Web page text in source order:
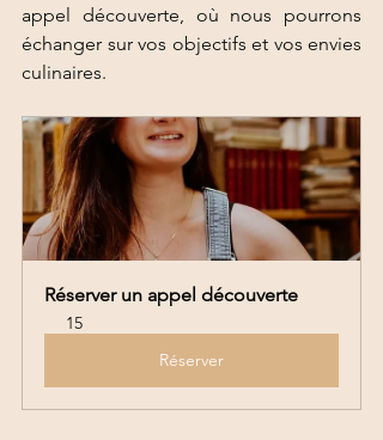
appel découverte, où nous pourrons
échanger sur vos objectifs et vos envies
culinaires.
Réserver un appel découverte
15
Réserver